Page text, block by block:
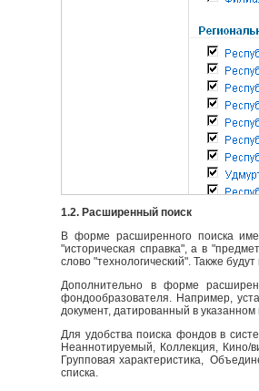
1.2. Расширенный поиск
В форме расширенного поиска
"историческая справка", а в
слово "технологический". Также
Дополнительно в форме
фондообразователя. Например,
документ, датированный в
Для удобства поиска фондов в
Неаннотируемый, Коллекция, Кино/
Групповая характеристика,
списка.